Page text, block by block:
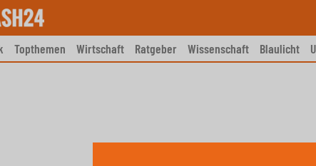
Topthemen Wirtschaft Ratgeber Wissenschaft Blaulicht